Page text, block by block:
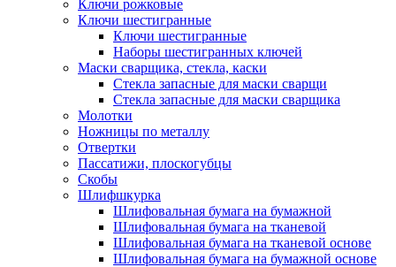
Ключи рожковые
Ключи шестигранные
Ключи шестигранные
Наборы шестигранных ключей
Маски сварщика, стекла, каски
Стекла запасные для маски сварщи
Стекла запасные для маски сварщика
Молотки
Ножницы по металлу
Отвертки
Пассатижи, плоскогубцы
Скобы
Шлифшкурка
Шлифовальная бумага на бумажной
Шлифовальная бумага на тканевой
Шлифовальная бумага на тканевой основе
Шлифовальная бумага на бумажной основе